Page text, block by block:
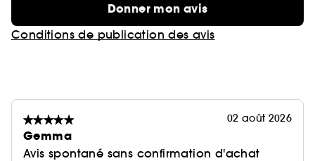
Donner mon avis
Conditions de publication des avis
02 août 2026
Gemma
Avis spontané sans confirmation d'achat